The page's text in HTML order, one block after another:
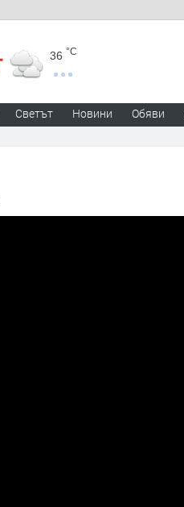
36 °C
Светът Новини Обяви